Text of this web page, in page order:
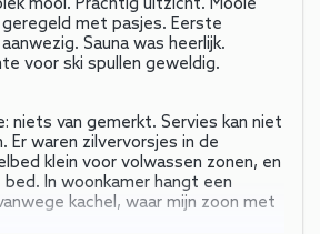
met pasjes. Eerste
Sauna was heerlijk.
voor ski spullen geweldig.
niets van gemerkt. Servies kan niet
Er waren zilvervorsjes in de
klein voor volwassen zonen, en
In woonkamer hangt een
kachel, waar mijn zoon met